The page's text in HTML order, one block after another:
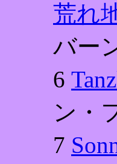
荒れ
バー
6
ン・
7